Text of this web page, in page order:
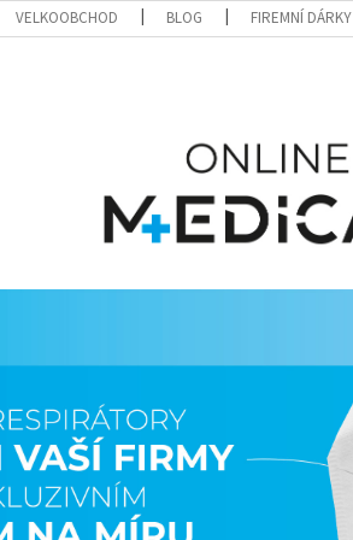
VELKOOBCHOD BLOG FIREMNÍ DÁRKY